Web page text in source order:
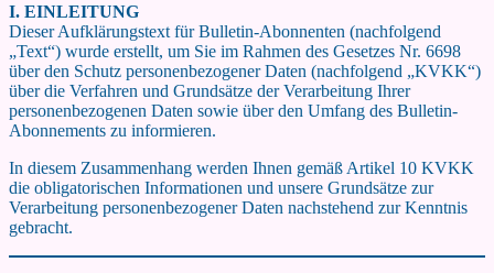
I. EINLEITUNG
Dieser Aufklärungstext für Bulletin-Abonnenten (nachfolgend
„Text“) wurde erstellt, um Sie im Rahmen des Gesetzes Nr. 6698
über den Schutz personenbezogener Daten (nachfolgend „KVKK“)
über die Verfahren und Grundsätze der Verarbeitung Ihrer
personenbezogenen Daten sowie über den Umfang des Bulletin-
Abonnements zu informieren.
In diesem Zusammenhang werden Ihnen gemäß Artikel 10 KVKK
die obligatorischen Informationen und unsere Grundsätze zur
Verarbeitung personenbezogener Daten nachstehend zur Kenntnis
gebracht.